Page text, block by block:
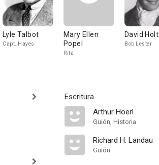
Lyle Talbot
Capt. Hayes
Mary Ellen
Popel
Rita
David Holt
Bob Lester
Escritura
Arthur Hoerl
Guión, Historia
Richard H. Landau
Guión